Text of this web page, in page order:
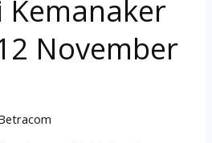
Kemanaker
November